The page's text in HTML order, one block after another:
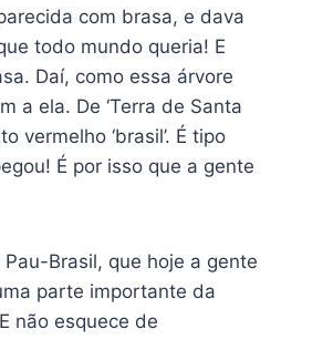
com brasa, e dava
todo mundo queria! E
Daí, como essa árvore
a ela. De ‘Terra de Santa
vermelho ‘brasil’. É tipo
É por isso que a gente
Brasil, que hoje a gente
parte importante da
não esquece de